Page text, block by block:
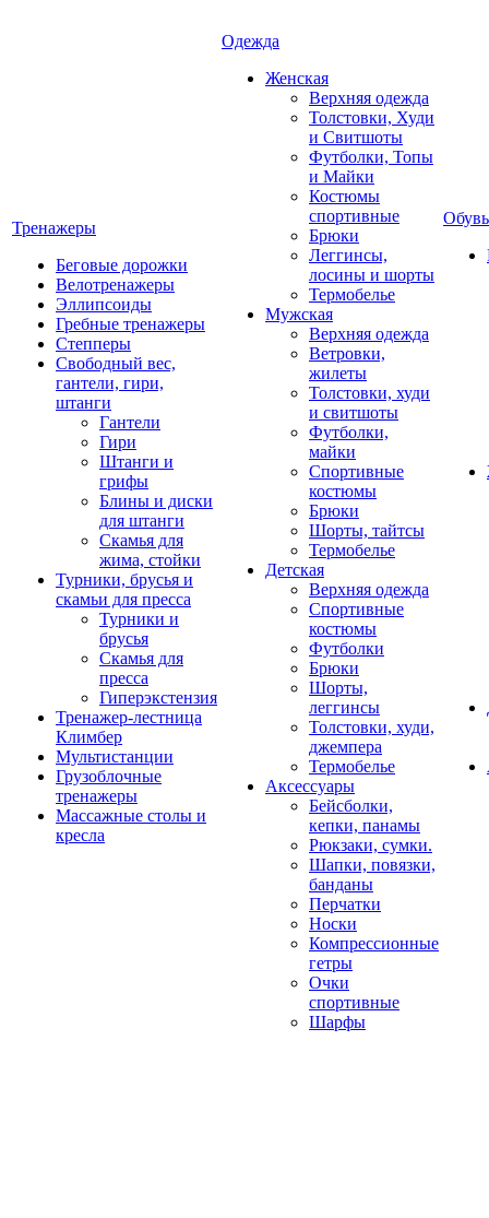
Тренажеры
Беговые дорожки
Велотренажеры
Эллипсоиды
Гребные тренажеры
Степперы
Свободный вес,
гантели, гири,
штанги
Гантели
Гири
Штанги и
грифы
Блины и диски
для штанги
Скамья для
жима, стойки
Турники, брусья и
скамьи для пресса
Турники и
брусья
Скамья для
пресса
Гиперэкстензия
Тренажер-лестница
Климбер
Мультистанции
Грузоблочные
тренажеры
Массажные столы и
кресла
Одежда
Женская
Верхняя одежда
Толстовки, Худи
и Свитшоты
Футболки, Топы
и Майки
Костюмы
спортивные
Брюки
Леггинсы,
лосины и шорты
Термобелье
Мужская
Верхняя одежда
Ветровки,
жилеты
Толстовки, худи
и свитшоты
Футболки,
майки
Спортивные
костюмы
Брюки
Шорты, тайтсы
Термобелье
Детская
Верхняя одежда
Спортивные
костюмы
Футболки
Брюки
Шорты,
леггинсы
Толстовки, худи,
джемпера
Термобелье
Аксессуары
Бейсболки,
кепки, панамы
Рюкзаки, сумки.
Шапки, повязки,
банданы
Перчатки
Носки
Компрессионные
гетры
Очки
спортивные
Шарфы
Обувь